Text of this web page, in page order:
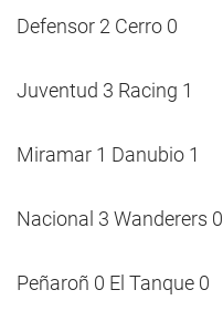
Defensor 2 Cerro 0
Juventud 3 Racing 1
Miramar 1 Danubio 1
Nacional 3 Wanderers 0
Peñaroñ 0 El Tanque 0